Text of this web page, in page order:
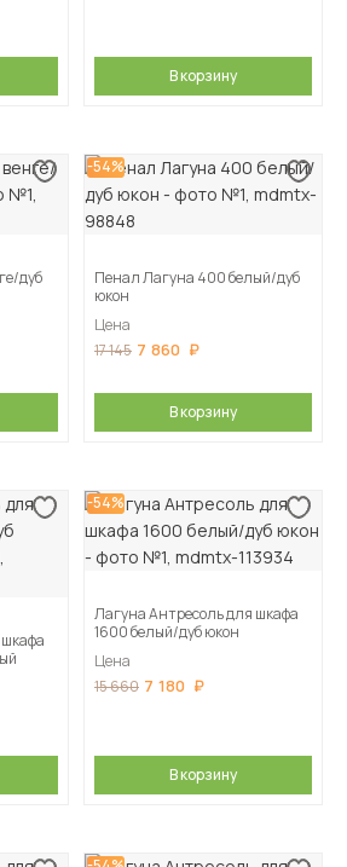
В корзину
дуб
-54%
Пенал Лагуна 400 белый/дуб
юкон
Цена
17 145 7 860
В корзину
-54%
Лагуна Антресоль для шкафа
1600 белый/дуб юкон
Цена
15 660 7 180
В корзину